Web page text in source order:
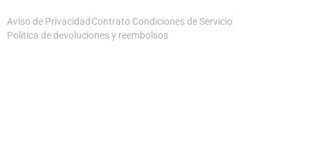
Aviso de Privacidad Contrato Condiciones de Servicio
Política de devoluciones y reembolsos